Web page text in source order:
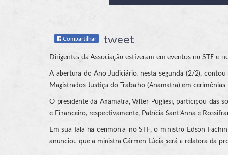
Compartilhar tweet
Dirigentes da Associação estiveram em eventos no STF e no
A abertura do Ano Judiciário, nesta segunda (2/2),
Magistrados Justiça do Trabalho (Anamatra) em
O presidente da Anamatra, Valter Pugliesi, participou das
e Financeiro, respectivamente, Patrícia Sant’Anna e
Em sua fala na cerimônia no STF, o ministro Edson
anunciou que a ministra Cármen Lúcia será a relatora da